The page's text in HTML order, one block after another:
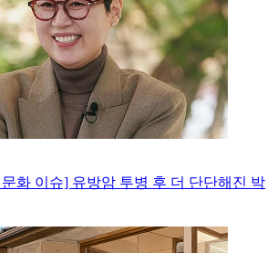
화 이슈] 유방암 투병 후 더 단단해진 박